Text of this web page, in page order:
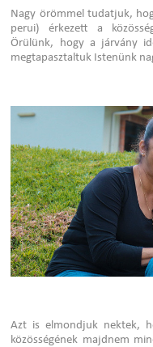
Nagy örömmel tudatjuk,
perui) érkezett a
Örülünk, hogy a járvány
megtapasztaltuk Istenünk
Azt is elmondjuk nektek,
közösségének majdnem